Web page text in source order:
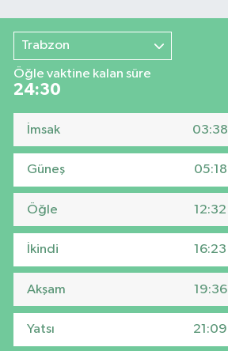
Trabzon
Öğle vaktine kalan süre
24:29
İmsak 03:38
Güneş 05:18
Öğle 12:32
İkindi 16:23
Akşam 19:36
Yatsı 21:09